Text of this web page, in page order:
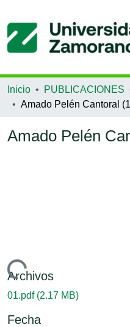
Inicio PUBLICACIONES
Amado Pelén
Cargando...
Archivos
01.pdf (2.17 MB)
Fecha